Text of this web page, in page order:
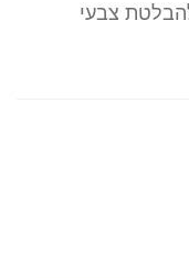
צבעי